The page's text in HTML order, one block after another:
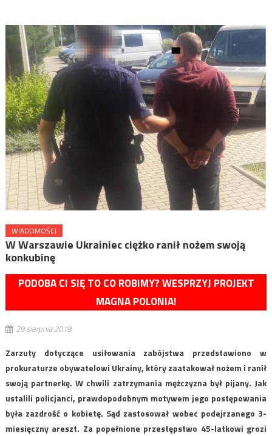
WIADOMOŚCI
W Warszawie Ukrainiec ciężko ranił nożem swoją
konkubinę
PODOBA CI SIĘ TO CO ROBIMY? WESPRZYJ PROJEKT
MAGNA POLONIA!
29 sierpnia 2019
Zarzuty dotyczące usiłowania zabójstwa przedstawiono w
prokuraturze obywatelowi Ukrainy, który zaatakował nożem i ranił
swoją partnerkę. W chwili zatrzymania mężczyzna był pijany. Jak
ustalili policjanci, prawdopodobnym motywem jego postępowania
była zazdrość o kobietę. Sąd zastosował wobec podejrzanego 3-
miesięczny areszt. Za popełnione przestępstwo 45-latkowi grozi